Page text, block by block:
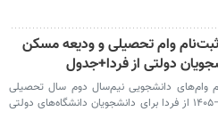
ثبت‌نام وام تحصیلی و ودیعه مسکن
دولتی از فردا+جدول
وام‌های دانشجویی نیم‌سال دوم سال تحصیلی
۱۴۰۴–۱۴۰۵ از فردا برای دانشجویان دانشگاه‌های دولتی